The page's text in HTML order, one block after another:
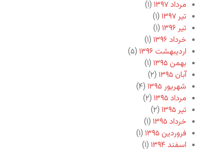
مرداد ۱۳۹۷
(۱)
تیر ۱۳۹۷
(۱)
تیر ۱۳۹۶
(۱)
خرداد ۱۳۹۶
(۱)
اردیبهشت ۱۳۹۶
(۵)
بهمن ۱۳۹۵
(۱)
آبان ۱۳۹۵
(۲)
شهریور ۱۳۹۵
(۴)
مرداد ۱۳۹۵
(۲)
تیر ۱۳۹۵
(۲)
خرداد ۱۳۹۵
(۱)
فروردین ۱۳۹۵
(۱)
اسفند ۱۳۹۴
(۱)